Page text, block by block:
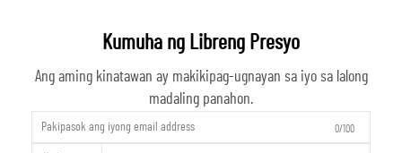
Kumuha ng Libreng Presyo
Ang aming kinatawan ay makikipag-ugnayan sa iyo sa lalong
madaling panahon.
0/100